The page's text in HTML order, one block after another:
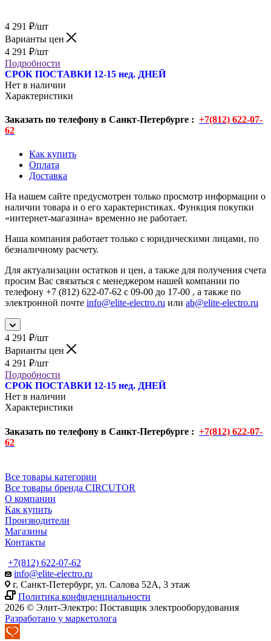
4 291 ₽/шт
Варианты цен
4 291 ₽/шт
Подробности
СРОК ПОСТАВКИ 12-15 нед. ДНЕЙ
Нет в наличии
Характеристики
Заказать по телефону в Санкт-Петербурге : +7(812) 622-07-
62
Как купить
Оплата
Доставка
На нашем сайте предусмотрен только просмотр информации о
наличии товара и о его характеристиках. Функция покупки
«интернет-магазина» временно не работает.
Наша компания работает только с юридическими лицами, по
безналичному расчету.
Для актуализации остатков и цен, а также для получения счета
просим Вас связаться с менеджером нашей компании по
телефону +7 (812) 622-07-62 с 09-00 до 17-00 , а также по
электронной почте info@elite-electro.ru или ab@elite-electro.ru
4 291 ₽/шт
Варианты цен
4 291 ₽/шт
Подробности
СРОК ПОСТАВКИ 12-15 нед. ДНЕЙ
Нет в наличии
Характеристики
Заказать по телефону в Санкт-Петербурге : +7(812) 622-07-
62
Все товары категории
Все товары бренда CIRCUTOR
О компании
Как купить
Производители
Магазины
Контакты
+7(812) 622-07-62
info@elite-electro.ru
г. Санкт-Петербург, ул. Салова 52А, 3 этаж
Политика конфиденциальности
2026 © Элит-Электро: Поставщик электрооборудования
Разработано у маркетолога